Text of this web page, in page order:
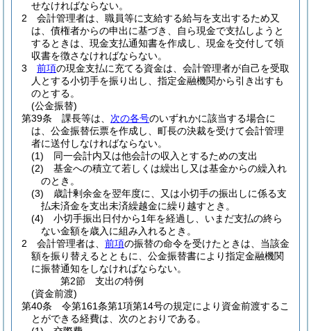
せなければならない。
2
会計管理者は、職員等に支給する給与を支出するため又
は、債権者からの申出に基づき、自ら現金で支払しようと
するときは、現金支払通知書を作成し、現金を交付して領
収書を徴さなければならない。
3
前項の現金支払に充てる資金は、会計管理者が自己を受取
人とする小切手を振り出し、指定金融機関から引き出すも
のとする。
(公金振替)
第39条
課長等は、 次の各号のいずれかに該当する場合に
は、公金振替伝票を作成し、町長の決裁を受けて会計管理
者に送付しなければならない。
(1)
同一会計内又は他会計の収入とするための支出
(2)
基金への積立て若しくは繰出し又は基金からの繰入れ
のとき。
(3)
歳計剰余金を翌年度に、又は小切手の振出しに係る支
払未済金を支出未済繰越金に繰り越すとき。
(4)
小切手振出日付から1年を経過し、いまだ支払の終ら
ない金額を歳入に組み入れるとき。
2
会計管理者は、 前項の振替の命令を受けたときは、当該金
額を振り替えるとともに、公金振替書により指定金融機関
に振替通知をしなければならない。
第2節
支出の特例
(資金前渡)
第40条
令第161条第1項第14号の規定により資金前渡するこ
とができる経費は、次のとおりである。